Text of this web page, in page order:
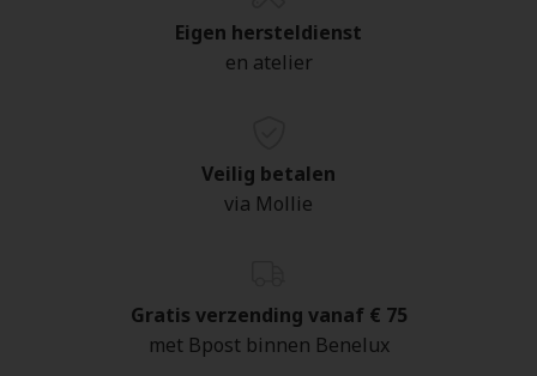
Eigen hersteldienst
en atelier
Veilig betalen
via Mollie
Gratis verzending vanaf € 75
met Bpost binnen Benelux